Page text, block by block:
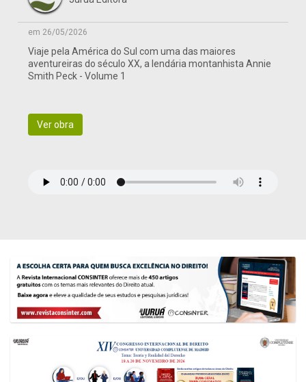
em 26/05/2026
Viaje pela América do Sul com uma das maiores
aventureiras do século XX, a lendária montanhista Annie
Smith Peck - Volume 1
Ver obra